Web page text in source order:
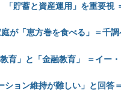
貯蓄と資産運用」を重要視
が「恵方巻を食べる」＝千
育」と「金融教育」 ＝イー
ョン維持が難しい」と回答